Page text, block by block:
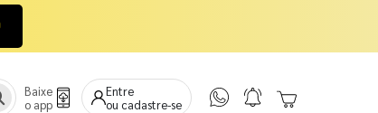
Baixe
o app
Entre
ou cadastre-se